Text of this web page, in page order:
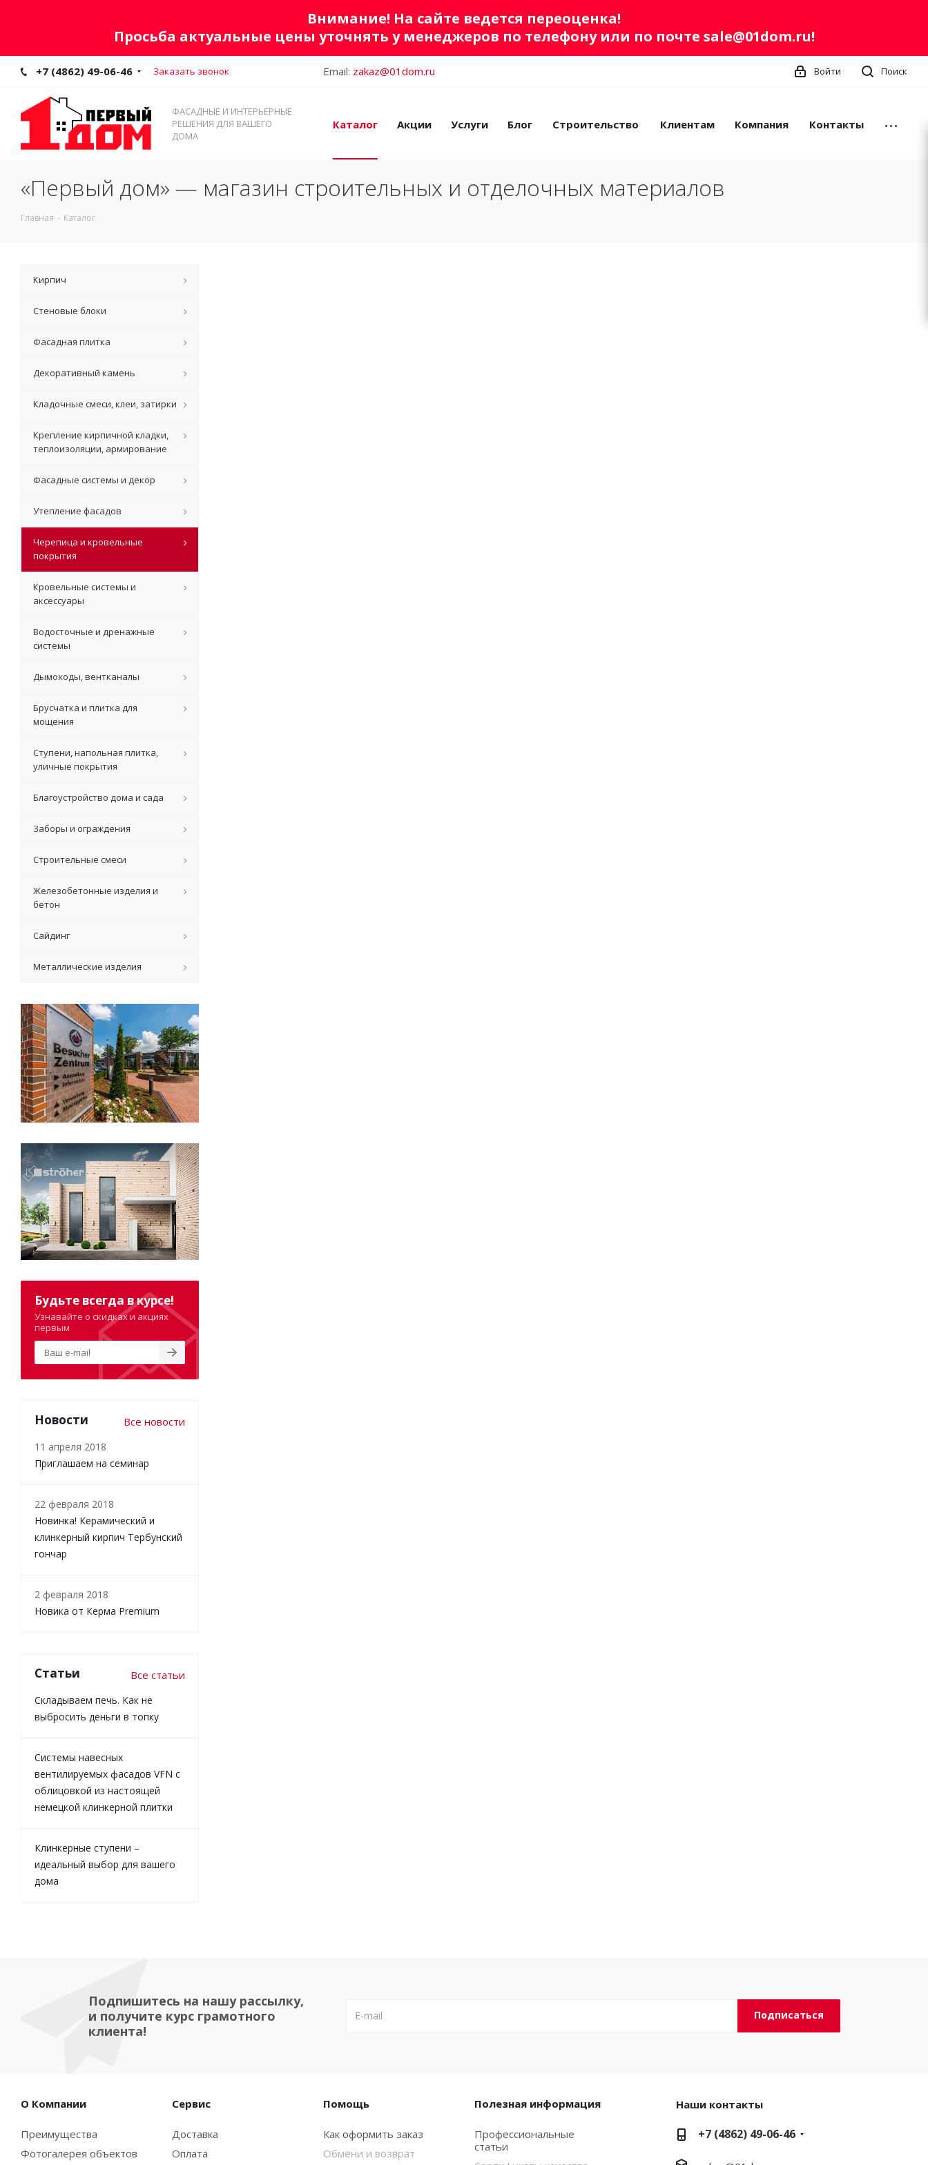
Внимание! На сайте ведется переоценка!
Просьба актуальные цены уточнять у менеджеров по телефону или по почте sale@01dom.ru!
+7 (4862) 49-06-46 Заказать звонок Email: zakaz@01dom.ru Поиск
Войти
ФАСАДНЫЕ И ИНТЕРЬЕРНЫЕ
РЕШЕНИЯ ДЛЯ ВАШЕГО
ДОМА
Каталог Акции Услуги Блог Строительство Клиентам Компания Контакты
«Первый дом» — магазин строительных и отделочных материалов
Главная - Каталог
Кирпич
Стеновые блоки
Фасадная плитка
Декоративный камень
Кладочные смеси, клеи, затирки
Крепление кирпичной кладки,
теплоизоляции, армирование
Фасадные системы и декор
Утепление фасадов
Черепица и кровельные
покрытия
Кровельные системы и
аксессуары
Водосточные и дренажные
системы
Дымоходы, вентканалы
Брусчатка и плитка для
мощения
Ступени, напольная плитка,
уличные покрытия
Благоустройство дома и сада
Заборы и ограждения
Строительные смеси
Железобетонные изделия и
бетон
Сайдинг
Металлические изделия
Будьте всегда в курсе!
Узнавайте о скидках и акциях
первым
Новости Все новости
11 апреля 2018
Приглашаем на семинар
22 февраля 2018
Новинка! Керамический и
клинкерный кирпич Тербунский
гончар
2 февраля 2018
Новика от Керма Premium
Статьи Все статьи
Складываем печь. Как не
выбросить деньги в топку
Системы навесных
вентилируемых фасадов VFN с
облицовкой из настоящей
немецкой клинкерной плитки
Клинкерные ступени –
идеальный выбор для вашего
дома
Подпишитесь на нашу рассылку,
и получите курс грамотного
клиента!
О Компании
Преимущества
Фотогалерея объектов
Сервис
Доставка
Оплата
Помощь
Как оформить заказ
Обмени и возврат
Полезная информация
Профессиональные
статьи
Наши контакты
+7 (4862) 49-06-46